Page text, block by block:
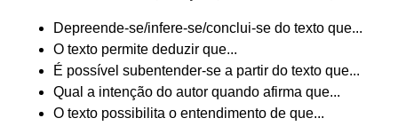
Depreende-se/infere-se/conclui-se do texto que...
O texto permite deduzir que...
É possível subentender-se a partir do texto que...
Qual a intenção do autor quando afirma que...
O texto possibilita o entendimento de que...